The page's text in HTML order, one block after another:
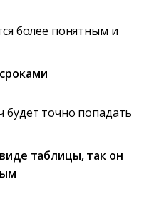
более понятным и
будет точно попадать
таблицы, так он